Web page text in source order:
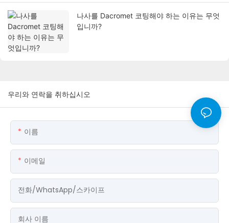
나사를 Dacromet 코팅해야 하는 이유는 무엇
입니까?
우리와 연락을 취하십시오
이름
이메일
전화/WhatsApp/스카이프
회사 이름